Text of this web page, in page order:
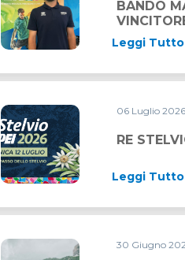
BANDO
Leggi Tutto
RE STELVIO MAPEI 2026:06 Luglio 2026
RE
Leggi Tutto
MAPEI ALLA MARATONA
30 Giugno